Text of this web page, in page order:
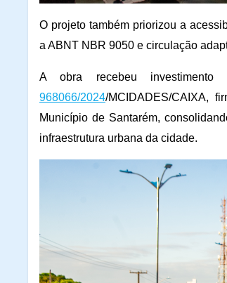
O projeto também priorizou a
a ABNT NBR 9050 e circulação
A obra recebeu
968066/2024/MCIDADES/CAIXA,
Município de Santarém,
infraestrutura urbana da cidade.